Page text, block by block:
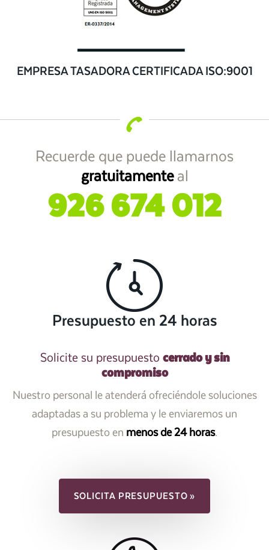
EMPRESA TASADORA CERTIFICADA ISO:9001
Recuerde que puede llamarnos
gratuitamenteal
926 674 012
Presupuesto en 24 horas
Solicite su presupuesto cerrado y sin
compromiso
Nuestro personal le atenderá ofreciéndole soluciones
adaptadas a su problema y le enviaremos un
presupuesto en menos de 24 horas.
SOLICITA PRESUPUESTO »